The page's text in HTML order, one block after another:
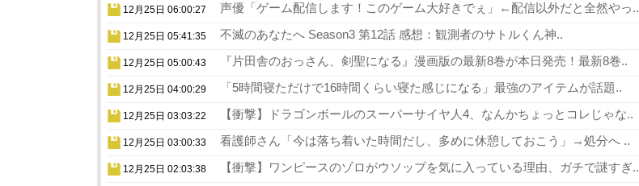
12月25日 06:00:27 声優「ゲーム配信します！このゲーム大好きでぇ」←配信以外だと全然やっ..
12月25日 05:41:35 不滅のあなたへ Season3 第12話 感想：観測者のサトルくん神..
12月25日 05:00:43 『片田舎のおっさん、剣聖になる』漫画版の最新8巻が本日発売！最新8巻..
12月25日 04:00:29 「5時間寝ただけで16時間くらい寝た感じになる」最強のアイテムが話題..
12月25日 03:03:22 【衝撃】ドラゴンボールのスーパーサイヤ人4、なんかちょっとコレじゃな..
12月25日 03:00:33 看護師さん「今は落ち着いた時間だし、多めに休憩しておこう」→処分へ ..
12月25日 02:03:38 【衝撃】ワンピースのゾロがウソップを気に入っている理由、ガチで謎すぎ..